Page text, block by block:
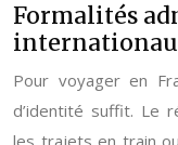
Formalités
Pour voyager en
d’identité suffit. Le
les trajets en train